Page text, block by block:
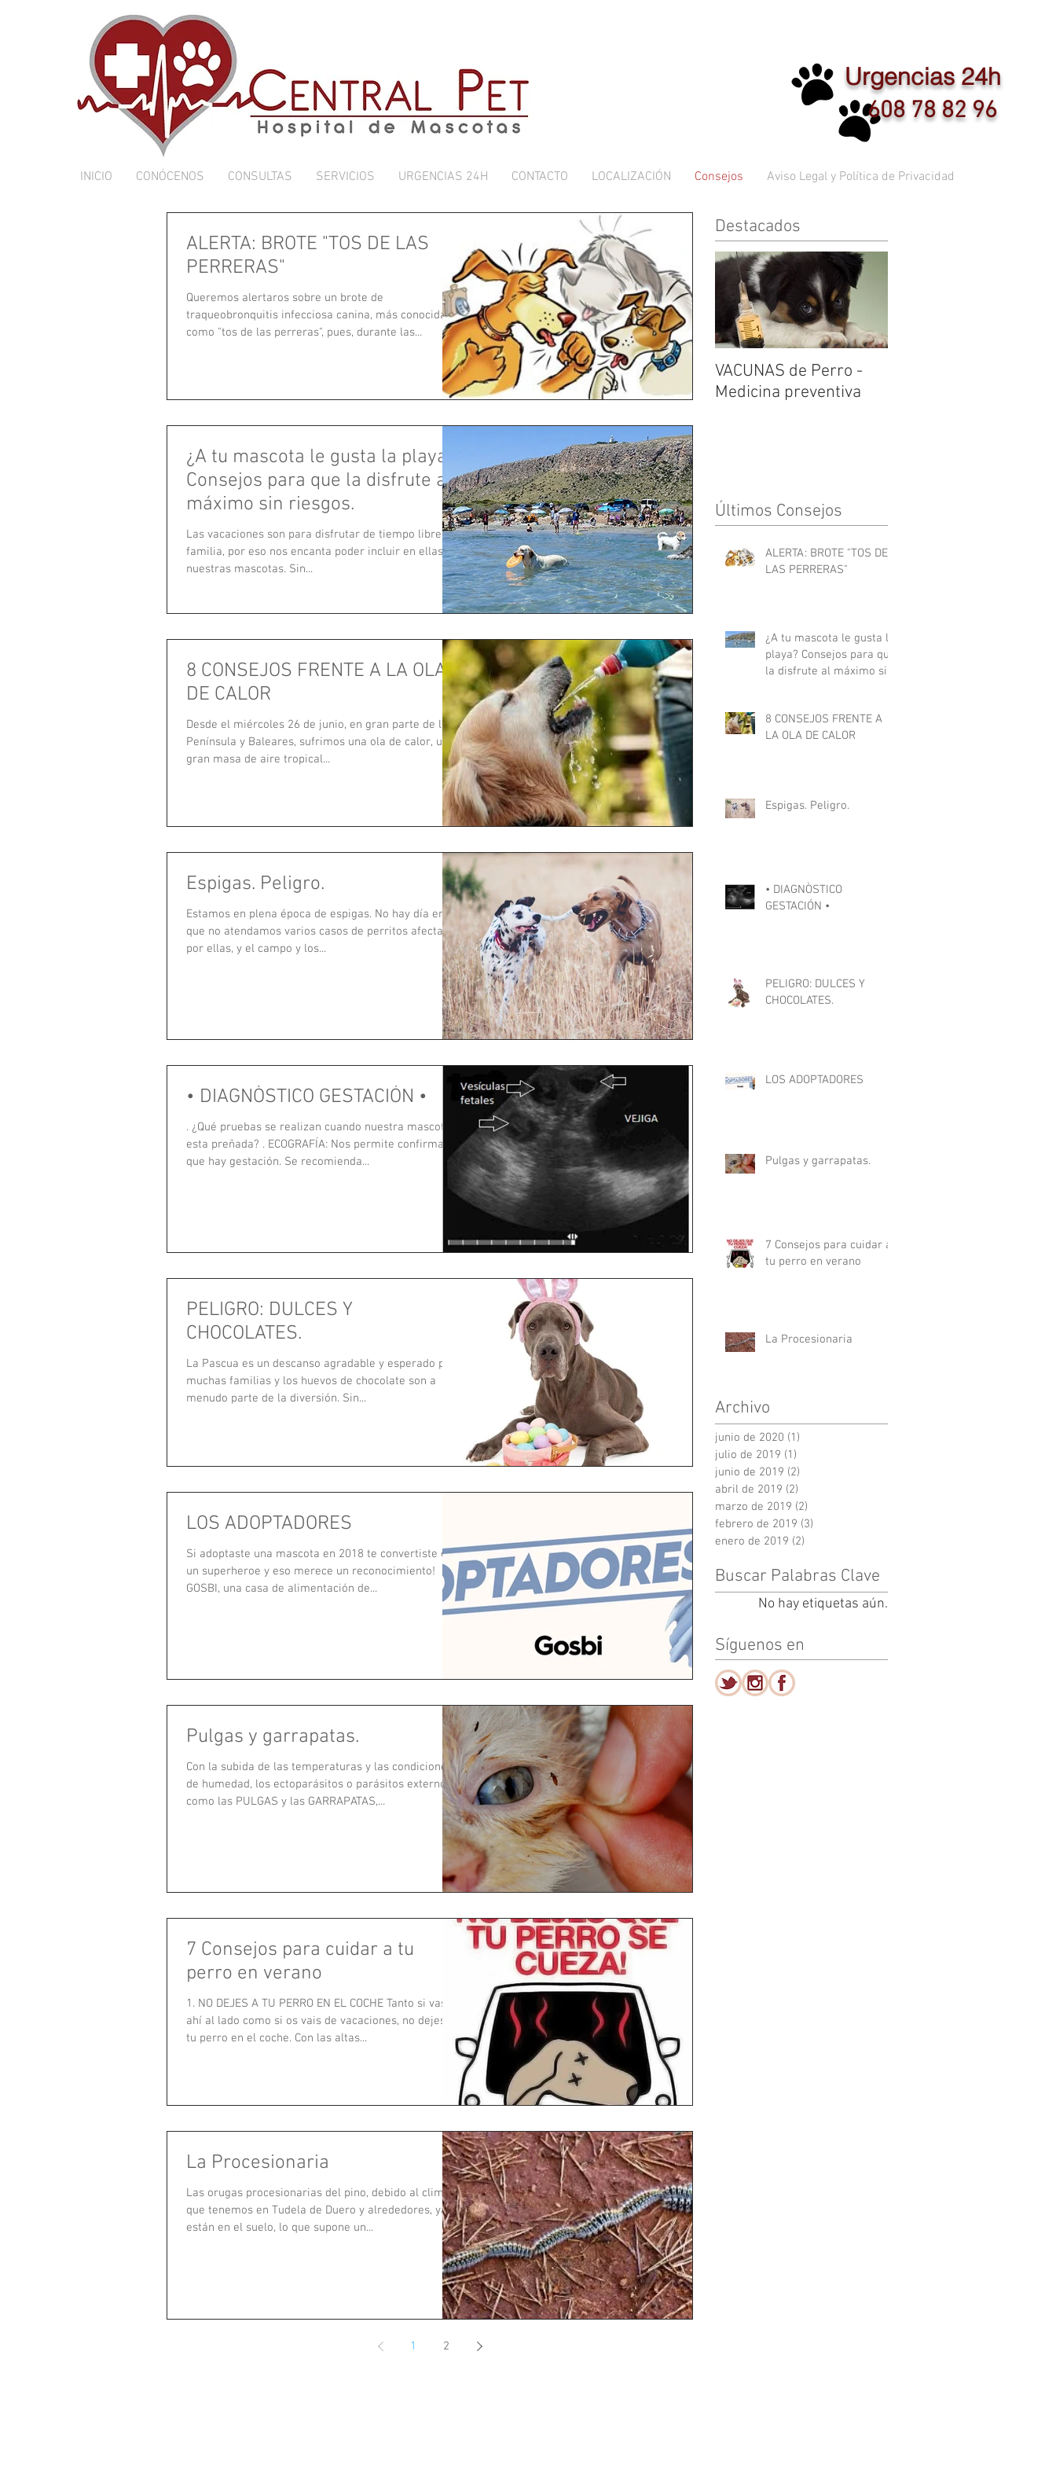
Urgencias 24h
608 78 82 96
ALERTA: BROTE "TOS DE LAS
PERRERAS"
Queremos alertaros sobre un brote de
traqueobronquitis infecciosa canina, más conocida
como "tos de las perreras", pues, durante las...
¿A tu mascota le gusta la playa?
Consejos para que la disfrute al
máximo sin riesgos.
Las vacaciones son para disfrutar de tiempo libre en
familia, por eso nos encanta poder incluir en ellas a
nuestras mascotas. Sin...
8 CONSEJOS FRENTE A LA OLA
DE CALOR
Desde el miércoles 26 de junio, en gran parte de la
Península y Baleares, sufrimos una ola de calor, una
gran masa de aire tropical...
Espigas. Peligro.
Estamos en plena época de espigas. No hay día en el
que no atendamos varios casos de perritos afectados
por ellas, y el campo y los...
• DIAGNÒSTICO GESTACIÓN •
. ¿Qué pruebas se realizan cuando nuestra mascota
esta preñada? . ECOGRAFÍA: Nos permite confirmar
que hay gestación. Se recomienda...
PELIGRO: DULCES Y
CHOCOLATES.
La Pascua es un descanso agradable y esperado para
muchas familias y los huevos de chocolate son a
menudo parte de la diversión. Sin...
LOS ADOPTADORES
Si adoptaste una mascota en 2018 te convertiste en
un superheroe y eso merece un reconocimiento!
GOSBI, una casa de alimentación de...
Pulgas y garrapatas.
Con la subida de las temperaturas y las condiciones
de humedad, los ectoparásitos o parásitos externos,
como las PULGAS y las GARRAPATAS,...
7 Consejos para cuidar a tu
perro en verano
1. NO DEJES A TU PERRO EN EL COCHE Tanto si vas
ahí al lado como si os vais de vacaciones, no dejes a
tu perro en el coche. Con las altas...
La Procesionaria
Las orugas procesionarias del pino, debido al clima
que tenemos en Tudela de Duero y alrededores, ya
están en el suelo, lo que supone un...
1 2
Destacados
VACUNAS de Perro -
Medicina preventiva
Últimos Consejos
ALERTA: BROTE "TOS DE
LAS PERRERAS"
¿A tu mascota le gusta la
playa? Consejos para que
la disfrute al máximo sin
8 CONSEJOS FRENTE A
LA OLA DE CALOR
Espigas. Peligro.
• DIAGNÒSTICO
GESTACIÓN •
PELIGRO: DULCES Y
CHOCOLATES.
LOS ADOPTADORES
Pulgas y garrapatas.
7 Consejos para cuidar a
tu perro en verano
La Procesionaria
Archivo
junio de 2020 (1)
julio de 2019 (1)
junio de 2019 (2)
abril de 2019 (2)
marzo de 2019 (2)
febrero de 2019 (3)
enero de 2019 (2)
Buscar Palabras Clave
No hay etiquetas aún.
Síguenos en
INICIO CONÓCENOS CONSULTAS SERVICIOS URGENCIAS 24H CONTACTO LOCALIZACIÓN Consejos Aviso Legal y Política de Privacidad